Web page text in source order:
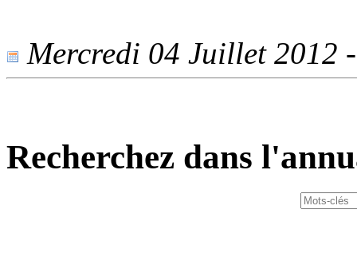
Mercredi 04 Juillet 2012
Recherchez dans